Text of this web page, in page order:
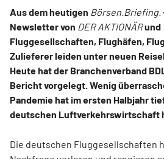
Aus dem heutigen Börsen.Briefing.
Newsletter von DER AKTIONÄRund
Fluggesellschaften, Flughäfen,
Zulieferer leiden unter neuen
Heute hat der Branchenverband
Bericht vorgelegt. Wenig
Pandemie hat im ersten Halbjahr
deutschen Luftverkehrswirtschaft
Die deutschen Fluggesellschaften